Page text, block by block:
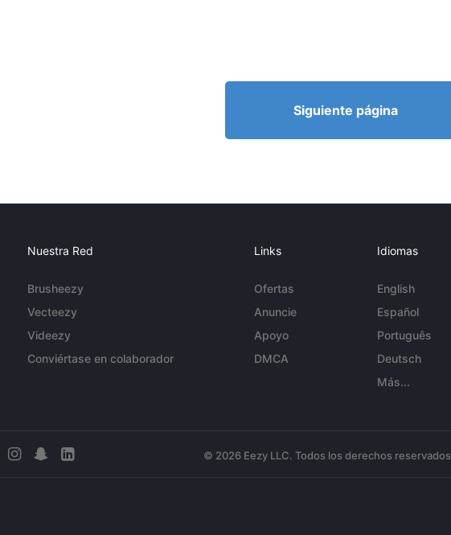
Siguiente página
Nuestra Red
Brusheezy
Vecteezy
Videezy
Conviértase en colaborador
Links
Ofertas
Anuncie
Apoyo
DMCA
Idiomas
English
Español
Português
Deutsch
Más...
© 2026 Eezy LLC. Todos los derechos reservados